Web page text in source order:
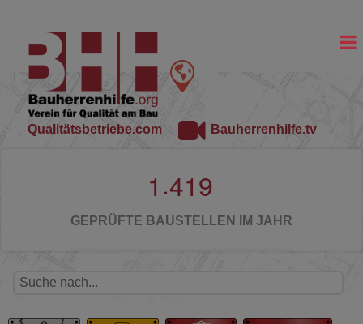
Qualitätsbetriebe.com Bauherrenhilfe.tv
1 .419
GEPRÜFTE BAUSTELLEN IM JAHR